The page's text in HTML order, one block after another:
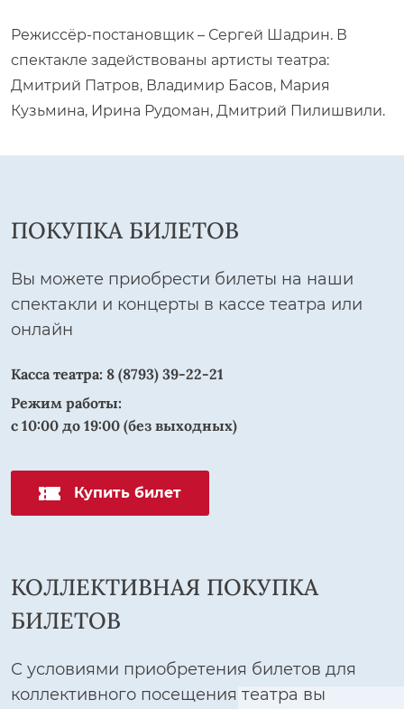
Режиссёр-постановщик – Сергей Шадрин. В
спектакле задействованы артисты театра:
Дмитрий Патров, Владимир Басов, Мария
Кузьмина, Ирина Рудоман, Дмитрий Пилишвили.
ПОКУПКА БИЛЕТОВ
Вы можете приобрести билеты на наши
спектакли и концерты в кассе театра или
онлайн
Касса театра: 8 (8793) 39-22-21
Режим работы:
с 10:00 до 19:00 (без выходных)
Купить билет
КОЛЛЕКТИВНАЯ ПОКУПКА
БИЛЕТОВ
С условиями приобретения билетов для
коллективного посещения театра вы